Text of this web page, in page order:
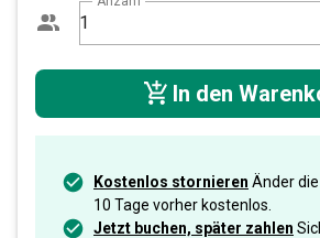
In den
Kostenlos stornieren Änder
10 Tage vorher kostenlos.
Jetzt buchen, später zahlen